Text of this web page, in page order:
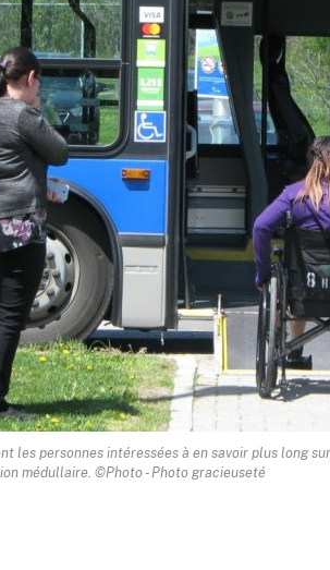
les personnes intéressées à en savoir plus long
médullaire. ©Photo - Photo gracieuseté